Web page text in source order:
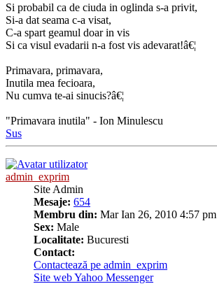
Si probabil ca de ciuda in oglinda s-a privit,
Si-a dat seama c-a visat,
C-a spart geamul doar in vis
Si ca visul evadarii n-a fost vis adevarat!â€¦
Primavara, primavara,
Inutila mea fecioara,
Nu cumva te-ai sinucis?â€¦
"Primavara inutila" - Ion Minulescu
Sus
admin_exprim
Site Admin
Mesaje: 654
Membru din: Mar Ian 26, 2010 4:57 pm
Sex: Male
Localitate: Bucuresti
Contact:
Contactează pe admin_exprim
Site webYahoo Messenger